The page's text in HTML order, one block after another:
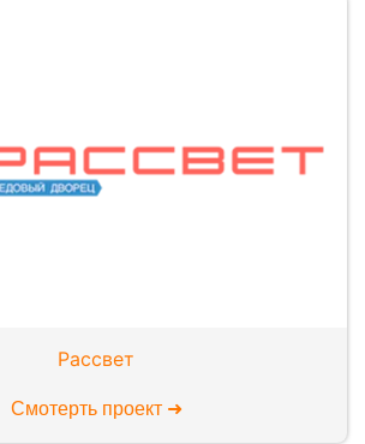
Рассвет
Смотерть проект ➜